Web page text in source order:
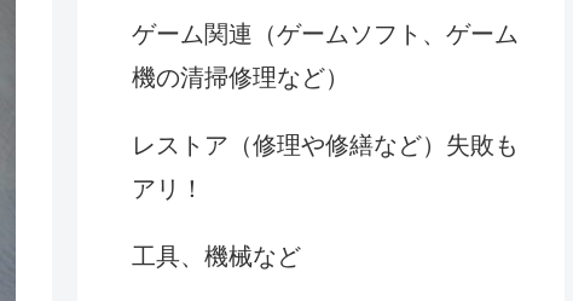
ゲーム関連（ゲームソフト、ゲーム
機の清掃修理など）
レストア（修理や修繕など）失敗も
アリ！
工具、機械など